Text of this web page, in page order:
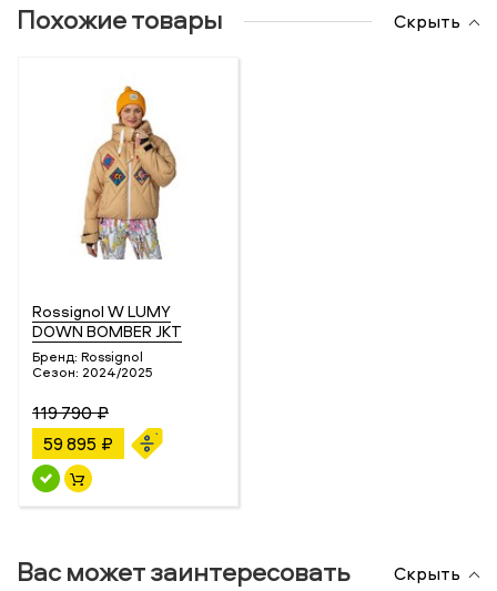
Похожие товары Скрыть
Rossignol W LUMY
DOWN BOMBER JKT
Бренд: Rossignol
Сезон: 2024/2025
119 790 ₽
59 895 ₽
Вас может заинтересовать Скрыть